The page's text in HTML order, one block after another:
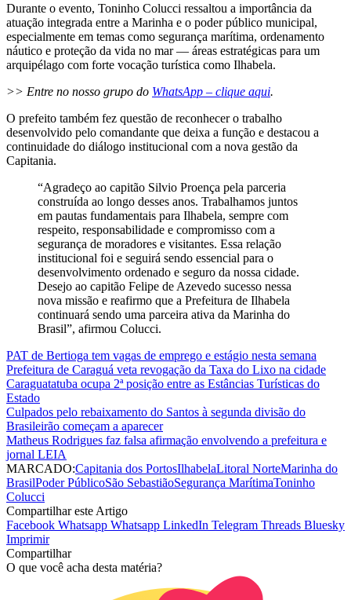
Durante o evento, Toninho Colucci ressaltou a importância da
atuação integrada entre a Marinha e o poder público municipal,
especialmente em temas como segurança marítima, ordenamento
náutico e proteção da vida no mar — áreas estratégicas para um
arquipélago com forte vocação turística como Ilhabela.
>> Entre no nosso grupo do WhatsApp – clique aqui.
O prefeito também fez questão de reconhecer o trabalho
desenvolvido pelo comandante que deixa a função e destacou a
continuidade do diálogo institucional com a nova gestão da
Capitania.
“Agradeço ao capitão Silvio Proença pela parceria
construída ao longo desses anos. Trabalhamos juntos
em pautas fundamentais para Ilhabela, sempre com
respeito, responsabilidade e compromisso com a
segurança de moradores e visitantes. Essa relação
institucional foi e seguirá sendo essencial para o
desenvolvimento ordenado e seguro da nossa cidade.
Desejo ao capitão Felipe de Azevedo sucesso nessa
nova missão e reafirmo que a Prefeitura de Ilhabela
continuará sendo uma parceira ativa da Marinha do
Brasil”, afirmou Colucci.
PAT de Bertioga tem vagas de emprego e estágio nesta semana
Prefeitura de Caraguá veta revogação da Taxa do Lixo na cidade
Caraguatatuba ocupa 2ª posição entre as Estâncias Turísticas do
Estado
Culpados pelo rebaixamento do Santos à segunda divisão do
Brasileirão começam a aparecer
Matheus Rodrigues faz falsa afirmação envolvendo a prefeitura e
jornal LEIA
MARCADO:Capitania dos PortosIlhabelaLitoral NorteMarinha do
BrasilPoder PúblicoSão SebastiãoSegurança MarítimaToninho
Colucci
Compartilhar este Artigo
Facebook Whatsapp Whatsapp LinkedIn Telegram Threads Bluesky
Imprimir
Compartilhar
O que você acha desta matéria?